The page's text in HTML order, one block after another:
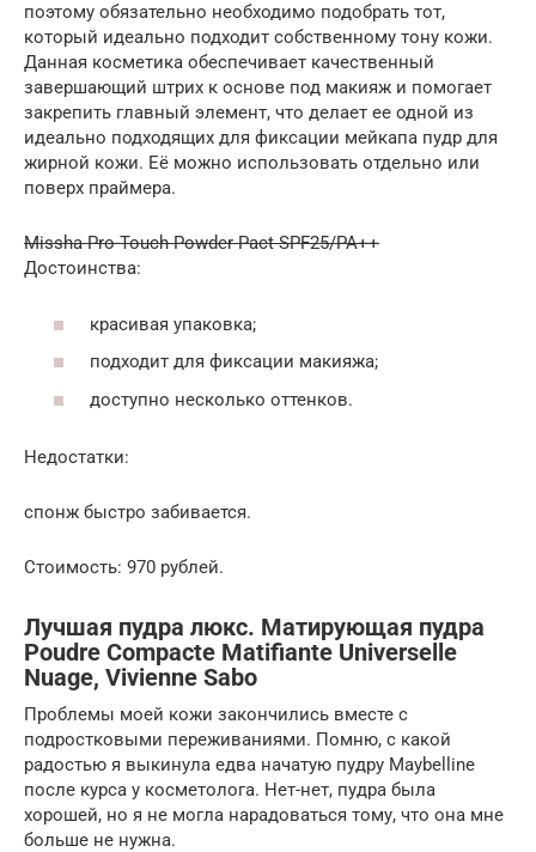
поэтому обязательно необходимо подобрать тот,
который идеально подходит собственному тону кожи.
Данная косметика обеспечивает качественный
завершающий штрих к основе под макияж и помогает
закрепить главный элемент, что делает ее одной из
идеально подходящих для фиксации мейкапа пудр для
жирной кожи. Её можно использовать отдельно или
поверх праймера.
Missha Pro-Touch Powder Pact SPF25/PA++
Достоинства:
красивая упаковка;
подходит для фиксации макияжа;
доступно несколько оттенков.
Недостатки:
спонж быстро забивается.
Стоимость: 970 рублей.
Лучшая пудра люкс. Матирующая пудра
Poudre Compacte Matifiante Universelle
Nuage, Vivienne Sabo
Проблемы моей кожи закончились вместе с
подростковыми переживаниями. Помню, с какой
радостью я выкинула едва начатую пудру Maybelline
после курса у косметолога. Нет-нет, пудра была
хорошей, но я не могла нарадоваться тому, что она мне
больше не нужна.